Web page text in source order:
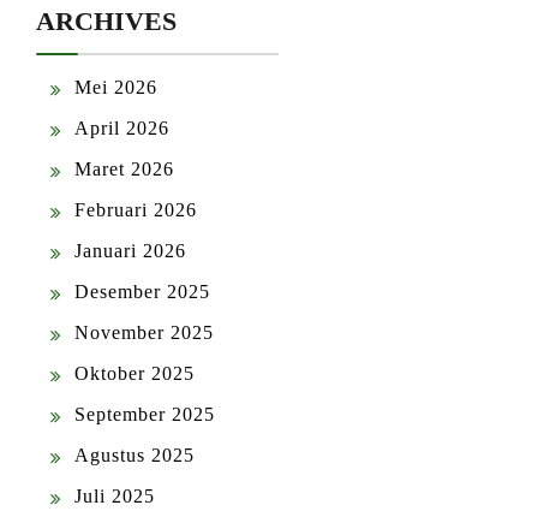
ARCHIVES
Mei 2026
April 2026
Maret 2026
Februari 2026
Januari 2026
Desember 2025
November 2025
Oktober 2025
September 2025
Agustus 2025
Juli 2025